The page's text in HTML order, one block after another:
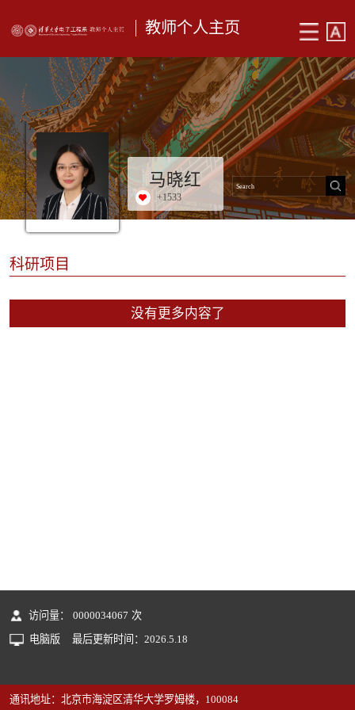
教师个人主页
马晓红
+1533
科研项目
没有更多内容了
访问量： 0000034067 次
电脑版
最后更新时间： 2026 5 18
通讯地址：北京市海淀区清华大学罗姆楼，100084